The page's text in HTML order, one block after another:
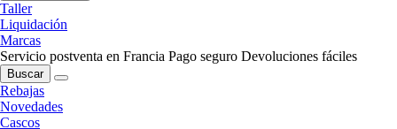
Taller
Liquidación
Marcas
Servicio postventa en Francia Pago seguro Devoluciones fáciles
Buscar
Rebajas
Novedades
Cascos